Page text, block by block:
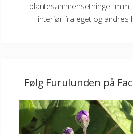
plantesammensetninger m.m.
interiør fra eget og andres
Følg Furulunden på